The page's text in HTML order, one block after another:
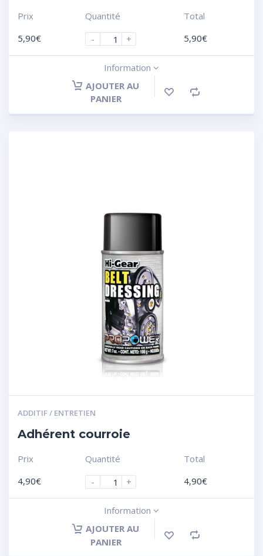
Prix
5,90€
Quantité
-
+
Total
5,90€
Information
AJOUTER AU
PANIER
ADDITIF / ENTRETIEN
Adhérent courroie
Prix
4,90€
Quantité
-
+
Total
4,90€
Information
AJOUTER AU
PANIER